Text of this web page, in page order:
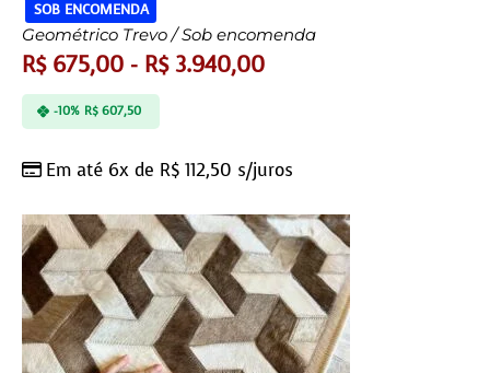
SOB ENCOMENDA
Geométrico Trevo / Sob encomenda
R$675,00 - R$3.940,00
Em até 6x de R$ 112,50 s/juros
-10% R$607,50